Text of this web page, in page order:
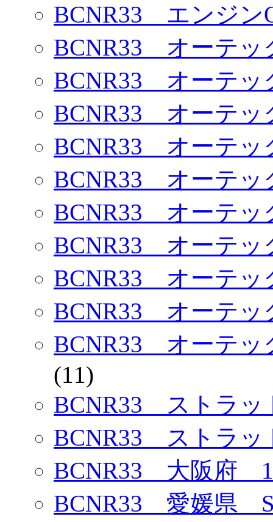
BCNR33 エンジ
BCNR33 オーテ
BCNR33 オーテ
BCNR33 オーテ
BCNR33 オーテ
BCNR33 オーテ
BCNR33 オーテ
BCNR33 オーテ
BCNR33 オーテ
BCNR33 オーテ
BCNR33 オーテ
(11)
BCNR33 ストラッ
BCNR33 ストラッ
BCNR33 大阪府
BCNR33 愛媛県